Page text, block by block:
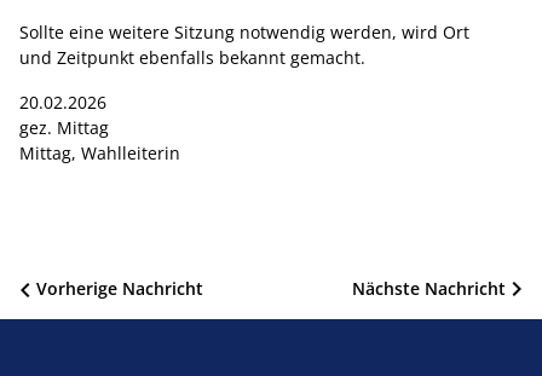
Sollte eine weitere Sitzung notwendig werden, wird Ort
und Zeitpunkt ebenfalls bekannt gemacht.
20.02.2026
gez. Mittag
Mittag, Wahlleiterin
Beitragsnavigation Nächste Nachricht
Vorherige Nachricht